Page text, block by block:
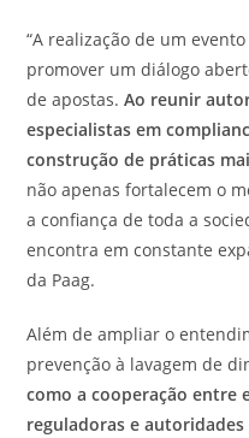
“A realização de um
promover um diálogo
de apostas.Ao reunir
especialistas em
construção de práticas
não apenas fortalecem o
a confiança de toda a
encontra em constante
da Paag.
Além de ampliar o
prevenção à lavagem de
como a cooperação entre
reguladoras e